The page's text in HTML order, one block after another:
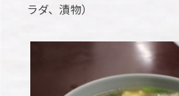
ラダ、漬物）